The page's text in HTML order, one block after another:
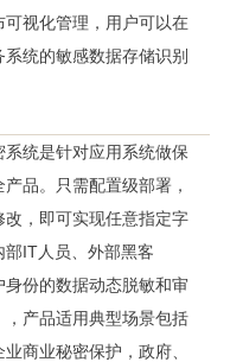
视化管理，用户可以在
统的敏感数据存储识别
系统是针对应用系统做保
品。只需配置级部署，
，即可实现任意指定字
IT人员、外部黑客
份的数据动态脱敏和审
产品适用典型场景包括
商业秘密保护，政府、